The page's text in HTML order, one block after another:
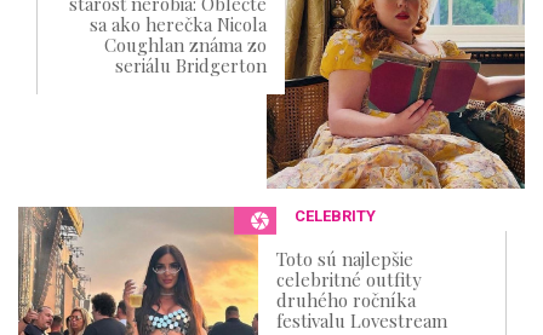
sa ako herečka Nicola
Coughlan známa zo
seriálu Bridgerton
CELEBRITY
Toto sú najlepšie
celebritné outfity
druhého ročníka
festivalu Lovestream